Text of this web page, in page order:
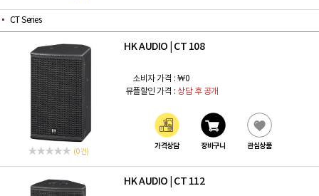
CT Series
(0 건)
HK AUDIO CT 108
소비자 가격 : ₩0
뮤플할인 가격 : 상담 후 공개
가격상담 장바구니 관심상품
HK AUDIO CT 112